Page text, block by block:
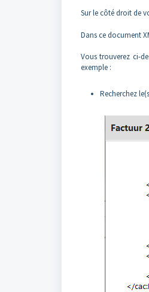
Sur le côté droit de
Dans ce document
Vous trouverez ci-
exemple :
Recherchez